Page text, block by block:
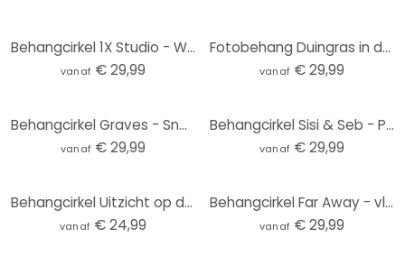
Behangcirkel 1X Studio - Weg naar het Strand - vliesbehang/zelfklevend vliesbehang
vanaf € 29,99
Fotobehang Duingras in de avondzon - Treechild - Rond - vliesbehang/zelfklevend vliesbehang
vanaf € 29,99
Behangcirkel Graves - Sneaky Cat - vliesbehang/zelfklevend vliesbehang
vanaf € 29,99
Behangcirkel Sisi & Seb - Pampas - vliesbehang/zelfklevend vliesbehang
vanaf € 29,99
Behangcirkel Uitzicht op de Baltische Zee - vliesbehang/zelfklevend vliesbehang
vanaf € 24,99
Behangcirkel Far Away - vliesbehang/zelfklevend vliesbehang
vanaf € 29,99